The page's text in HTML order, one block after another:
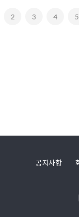
2 3 4 5
공지사항